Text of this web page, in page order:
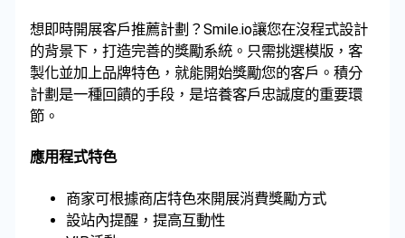
想即時開展客戶推薦計劃？Smile.io讓您在沒程式設計
的背景下，打造完善的獎勵系統。只需挑選模版，客
製化並加上品牌特色，就能開始獎勵您的客戶。積分
計劃是一種回饋的手段，是培養客戶忠誠度的重要環
節。
應用程式特色
商家可根據商店特色來開展消費獎勵方式
設站內提醒，提高互動性